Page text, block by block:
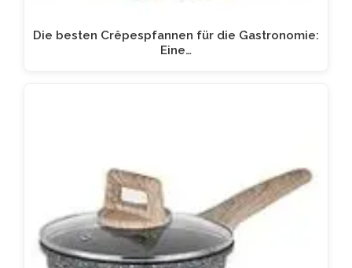
Die besten Crêpespfannen für die Gastronomie:
Eine…